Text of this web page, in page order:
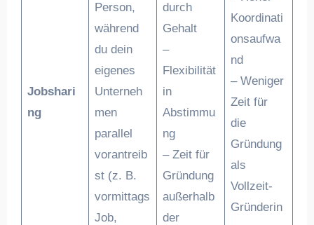
Jobshari
ng
Person,
während
du dein
eigenes
Unterneh
men
parallel
vorantreib
st (z. B.
vormittags
Job,
durch
Gehalt
–
Flexibilität
in
Abstimmu
ng
– Zeit für
Gründung
außerhalb
der
Koordinati
onsaufwa
nd
– Weniger
Zeit für
die
Gründung
als
Vollzeit-
Gründerin